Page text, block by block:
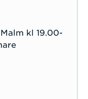
kl 19.00-